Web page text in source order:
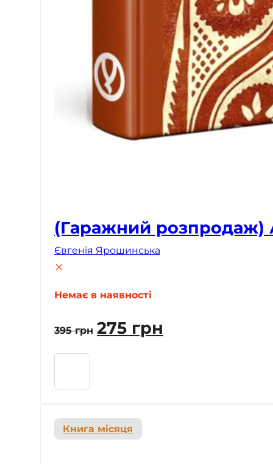
(Гаражний розпродаж)
Євгенія Ярошинська
Немає в наявності
395грн
Оригінальна
ціна:
275 грнціна:
Книга місяця